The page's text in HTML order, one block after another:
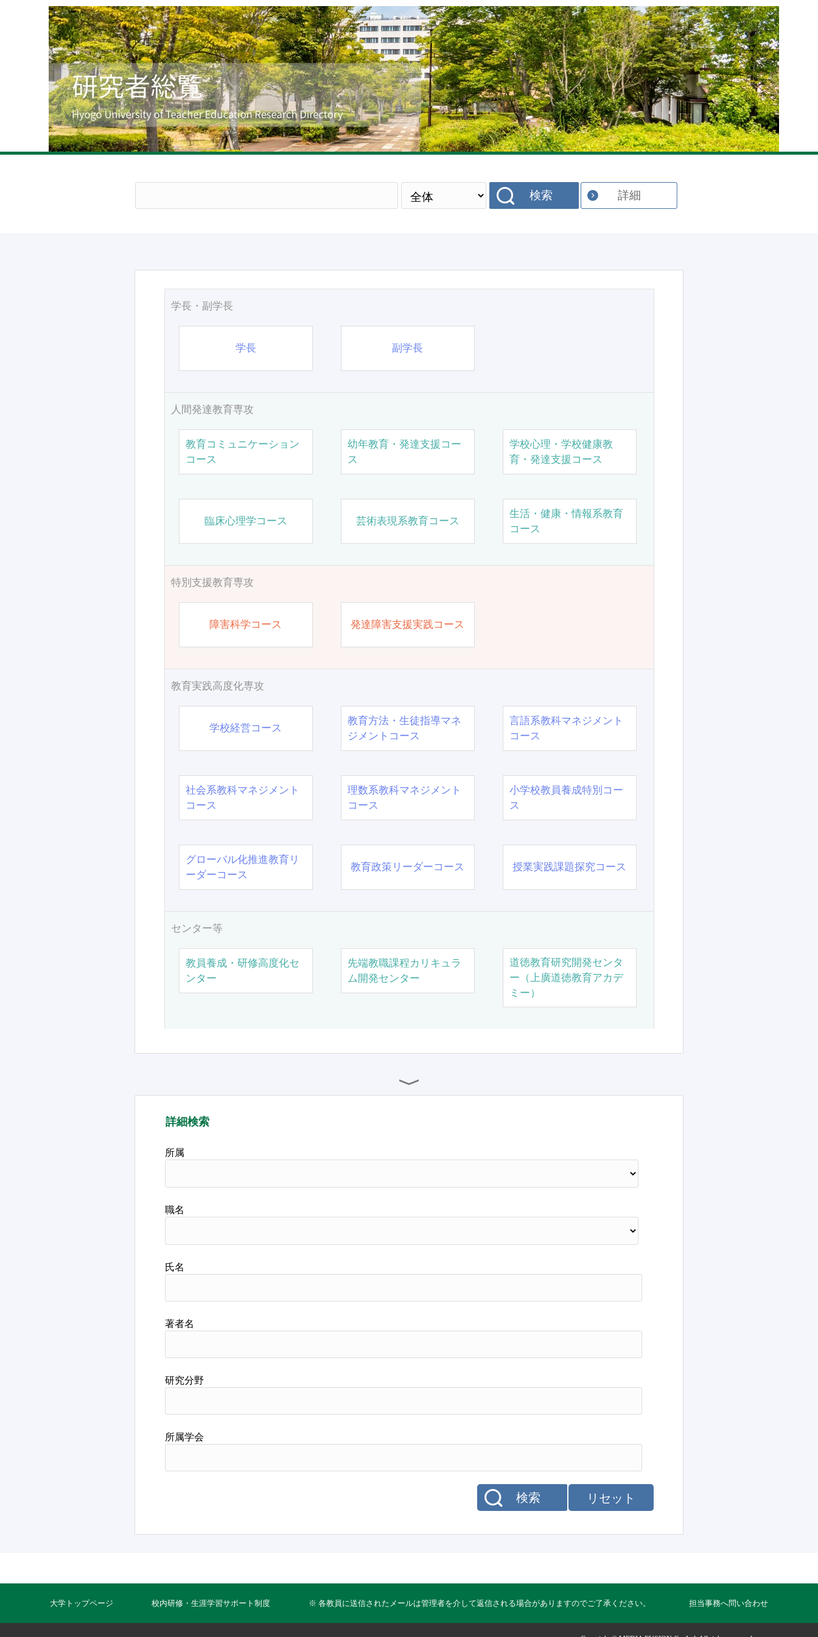
English
検索 詳細
学長・副学長
学長 副学長
人間発達教育専攻
教育コミュニケーション
コース
幼年教育・発達支援コー
ス
学校心理・学校健康教
育・発達支援コース
臨床心理学コース 芸術表現系教育コース
生活・健康・情報系教育
コース
特別支援教育専攻
障害科学コース 発達障害支援実践コース
教育実践高度化専攻
学校経営コース
教育方法・生徒指導マネ
ジメントコース
言語系教科マネジメント
コース
社会系教科マネジメント
コース
理数系教科マネジメント
コース
小学校教員養成特別コー
ス
グローバル化推進教育リ
ーダーコース
教育政策リーダーコース 授業実践課題探究コース
センター等
教員養成・研修高度化セ
ンター
先端教職課程カリキュラ
ム開発センター
道徳教育研究開発センタ
ー（上廣道徳教育アカデ
ミー）
詳細検索
所属
職名
氏名
著者名
研究分野
所属学会
リセット
検索
大学トップページ 校内研修・生涯学習サポート制度 ※ 各教員に送信されたメールは管理者を介して返信される場合がありますのでご了承ください。 担当事務へ問い合わせ